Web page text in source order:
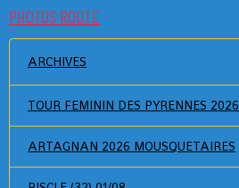
PHOTOS ROUTE
ARCHIVES
TOUR FEMININ DES PYRENNES 2026
ARTAGNAN 2026 MOUSQUETAIRES